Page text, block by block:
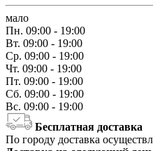
мало
Пн. 09:00 - 19:00
Вт. 09:00 - 19:00
Ср. 09:00 - 19:00
Чт. 09:00 - 19:00
Пт. 09:00 - 19:00
Сб. 09:00 - 19:00
Вс. 09:00 - 19:00
Бесплатная доставка
По городу доставка